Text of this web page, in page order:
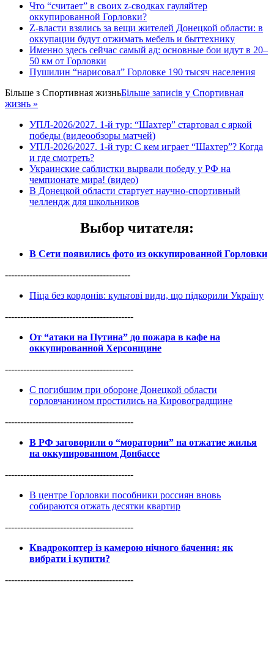
Что “считает” в своих z-сводках гауляйтер
оккупированной Горловки?
Z-власти взялись за вещи жителей Донецкой области: в
оккупации будут отжимать мебель и быттехнику
Именно здесь сейчас самый ад: основные бои идут в 20–
50 км от Горловки
Пушилин “нарисовал” Горловке 190 тысяч населения
Більше з Спортивная жизньБільше записів у Спортивная
жизнь »
УПЛ-2026/2027. 1-й тур: “Шахтер” стартовал с яркой
победы (видеообзоры матчей)
УПЛ-2026/2027. 1-й тур: С кем играет “Шахтер”? Когда
и где смотреть?
Украинские саблистки вырвали победу у РФ на
чемпионате мира! (видео)
В Донецкой области стартует научно-спортивный
челлендж для школьников
Выбор читателя:
В Сети появились фото из оккупированной Горловки
-----------------------------------------
Піца без кордонів: культові види, що підкорили Україну
------------------------------------------
От “атаки на Путина” до пожара в кафе на
оккупированной Херсонщине
------------------------------------------
С погибшим при обороне Донецкой области
горловчанином простились на Кировоградщине
------------------------------------------
В РФ заговорили о “моратории” на отжатие жилья
на оккупированном Донбассе
------------------------------------------
В центре Горловки пособники россиян вновь
собираются отжать десятки квартир
------------------------------------------
Квадрокоптер із камерою нічного бачення: як
вибрати і купити?
------------------------------------------